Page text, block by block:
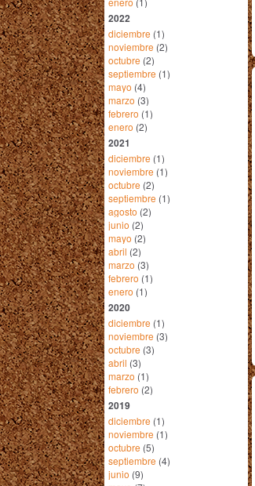
2022
diciembre (1)
noviembre (2)
octubre (2)
septiembre (1)
mayo (4)
marzo (3)
febrero (1)
enero (2)
2021
diciembre (1)
noviembre (1)
octubre (2)
septiembre (1)
agosto (2)
junio (2)
mayo (2)
abril (2)
marzo (3)
febrero (1)
enero (1)
2020
diciembre (1)
noviembre (3)
octubre (3)
abril (3)
marzo (1)
febrero (2)
2019
diciembre (1)
noviembre (1)
octubre (5)
septiembre (4)
junio (9)